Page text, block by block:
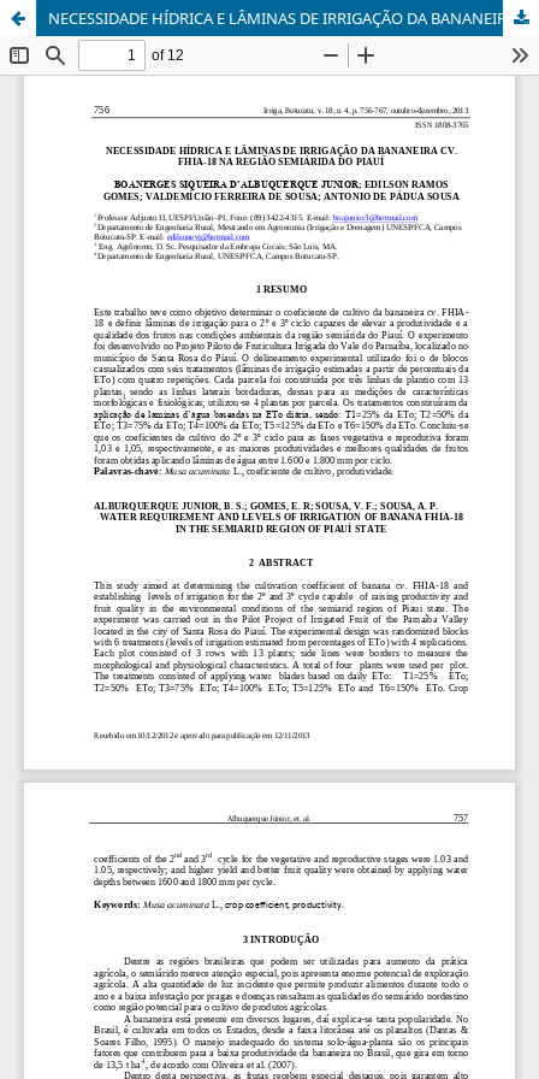
NECESSIDADE HÍDRICA E LÂMINAS DE IRRIGAÇÃO DA BANANEIRA CV. FHIA-18 NA REGIÃO SEMIÁRIDA DO PIAUÍ